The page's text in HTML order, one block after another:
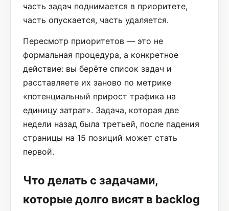
часть задач поднимается в приоритете,
часть опускается, часть удаляется.
Пересмотр приоритетов — это не
формальная процедура, а конкретное
действие: вы берёте список задач и
расставляете их заново по метрике
«потенциальный прирост трафика на
единицу затрат». Задача, которая две
недели назад была третьей, после падения
страницы на 15 позиций может стать
первой.
Что делать с задачами,
которые долго висят в backlog